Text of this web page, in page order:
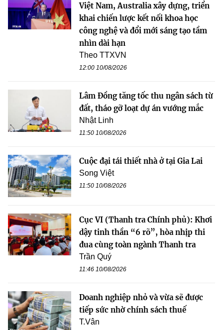
Việt Nam, Australia xây dựng, triển
khai chiến lược kết nối khoa học
công nghệ và đổi mới sáng tạo tầm
nhìn dài hạn
Theo TTXVN
12:00 10/08/2026
Lâm Đồng tăng tốc thu ngân sách từ
đất, tháo gỡ loạt dự án vướng mắc
Nhật Linh
11:50 10/08/2026
Cuộc đại tái thiết nhà ở tại Gia Lai
Song Việt
11:50 10/08/2026
Cục VI (Thanh tra Chính phủ): Khơi
dậy tinh thần “6 rõ”, hòa nhịp thi
đua cùng toàn ngành Thanh tra
Trần Quý
11:46 10/08/2026
Doanh nghiệp nhỏ và vừa sẽ được
tiếp sức nhờ chính sách thuế
T.Vân